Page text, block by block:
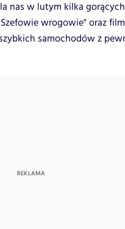
nas w lutym kilka
wrogowie" oraz film
samochodów z